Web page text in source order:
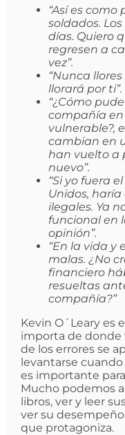
“Así es
soldados.
días. Quiero
regresen a
vez”.
“Nunca
llorará por ti”.
“¿Cómo
compañía
vulnerable?,
cambian en
han vuelto a
nuevo”.
“Si yo fuera
Unidos,
ilegales. Ya
funcional en
opinión”.
“En la vida y
malas. ¿No
financiero
resueltas
compañía?”
Kevin O´Leary es
importa de donde
de los errores se
levantarse
es importante
Mucho podemos
libros, ver y leer
ver su
que protagoniza.